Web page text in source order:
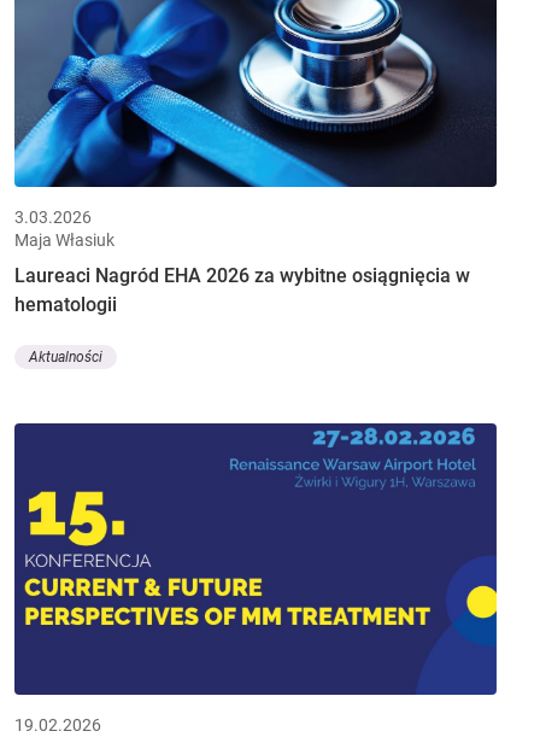
3.03.2026
Maja Własiuk
Laureaci Nagród EHA 2026 za wybitne osiągnięcia w
hematologii
Aktualności
19.02.2026